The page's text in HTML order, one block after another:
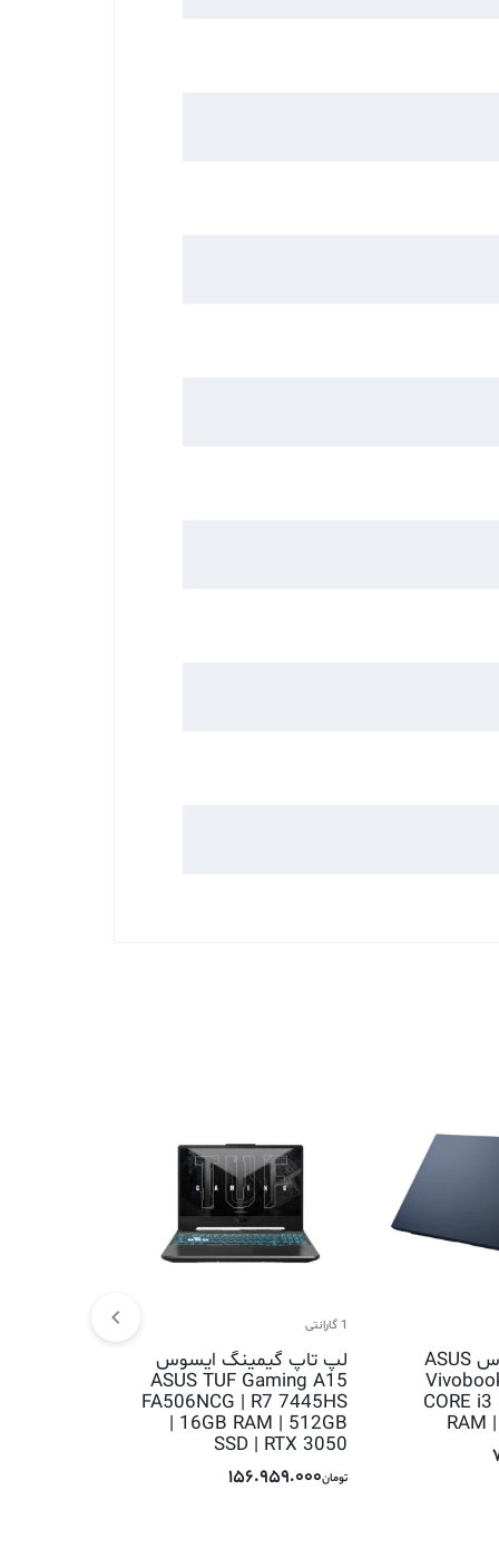
لپ تاپ ایسوس ASUS
CORE
RAM
1 گارانتی
لپ تاپ گیمینگ ایسوس
ASUS TUF Gaming A15
FA506NCG | R7 7445HS
| 16GB RAM | 512GB
SSD | RTX 3050
تومان156.959.000